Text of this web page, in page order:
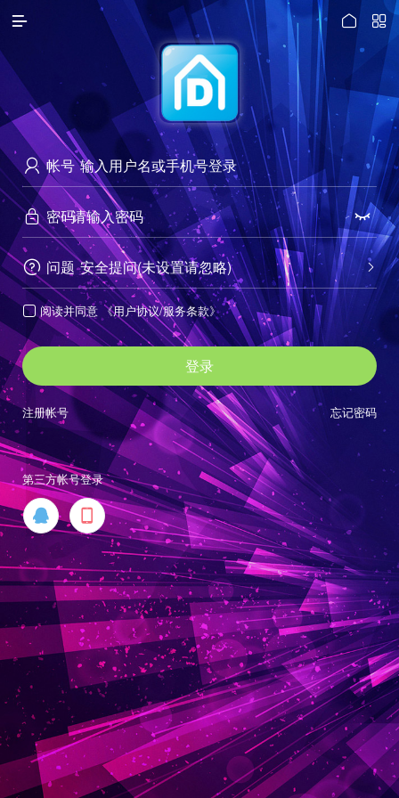
 

 帐号
 密码 
 问题 
安全提问(未设置请忽略)
 阅读并同意 《用户协议/服务条款》
登录
忘记密码
注册帐号
第三方帐号登录
 